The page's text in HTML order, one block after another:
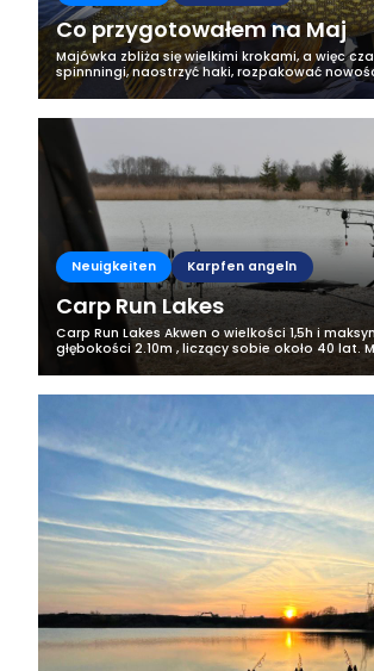
Co przygotowałem na Maj
Majówka zbliża się wielkimi krokami, a więc
spinnningi, naostrzyć haki, rozpakować
ostatnie dni! Ja sezon otwieram
szczupakami. Dlatego też i na nich...
Neuigkeiten Karpfen angeln
Carp Run Lakes
Carp Run Lakes Akwen o wielkości 1,5h i
głębokości 2.10m , liczący sobie około 40 lat.
muliste dno, na linii brzegowej znajdują się
również wyspa. Akwen...